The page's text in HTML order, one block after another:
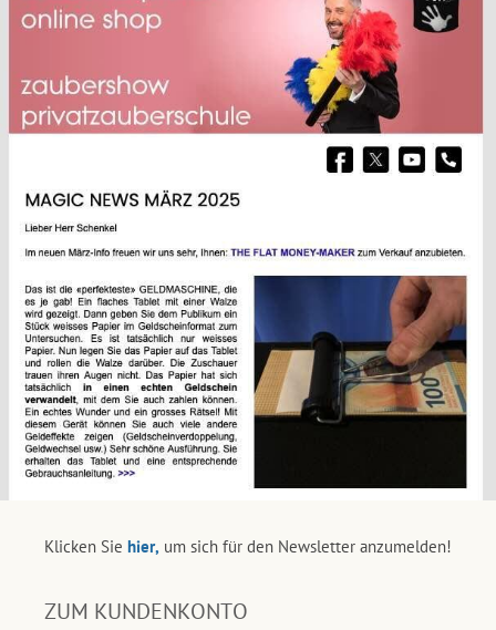
Klicken Sie hier, um sich für den Newsletter anzumelden!
ZUM KUNDENKONTO